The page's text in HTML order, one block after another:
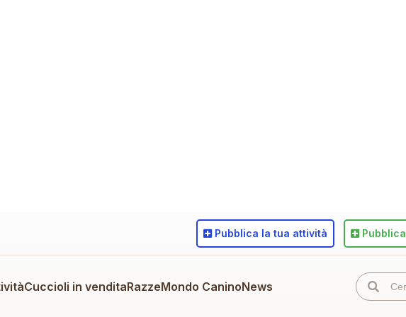
Cuccioli in venditaRazzeMondo CaninoNews
Pubblica la tua attività Pubblica